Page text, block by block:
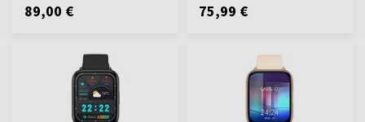
89,00 € 75,99 €